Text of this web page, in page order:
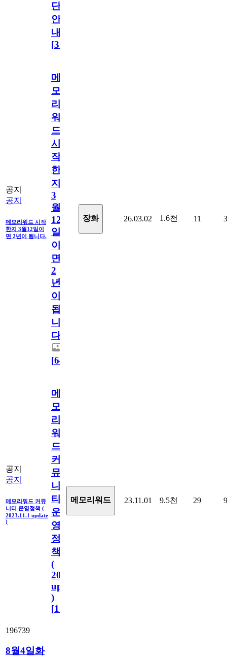
단
안
내
[31
공지
공지
메모리워드 시작
한지 3월12일이
면 2년이 됩니다.
메
모
리
워
드
시
작
한
지
3
월
12
일
이
면
2
년
이
됩
니
다.
[64
장화 26.03.02 1.6천 11 3
공지
공지
메모리워드 커뮤
니티 운영정책 (
2023.11.1 update
)
메
모
리
워
드
커
뮤
니
티
운
영
정
책
(
2023.11.1
update
)
[110
메모리워드 23.11.01 9.5천 29 9
196739
8월4일화